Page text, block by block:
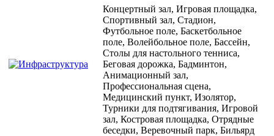
Концертный зал, Игровая площадка,
Спортивный зал, Стадион,
Футбольное поле, Баскетбольное
поле, Волейбольное поле, Бассейн,
Столы для настольного тенниса,
Беговая дорожка, Бадминтон,
Анимационный зал,
Профессиональная сцена,
Медицинский пункт, Изолятор,
Турники для подтягивания, Игровой
зал, Костровая площадка, Отрядные
беседки, Веревочный парк, Бильярд